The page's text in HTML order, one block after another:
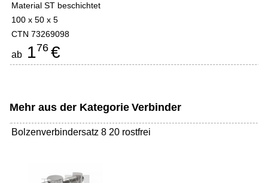
Material ST beschichtet
100 x 50 x 5
CTN 73269098
ab 176 €
Mehr aus der Kategorie Verbinder
Bolzenverbindersatz 8 20 rostfrei